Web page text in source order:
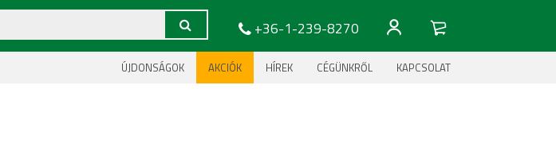
+36-1-239-8270
KAPCSOLAT
CÉGÜNKRŐL
HÍREK
AKCIÓK
ÚJDONSÁGOK